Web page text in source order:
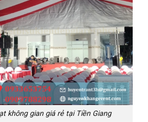
không gian giá rẻ tại Tiền Giang